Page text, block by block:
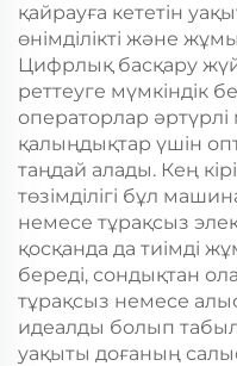
қайрауға кететін
өнімділікті және
Цифрлық басқару
реттеуге мүмкіндік
операторлар
қалыңдықтар үшін
таңдай алады. Кең
төзімділігі бұл
немесе тұрақсыз
қосқанда да тиімді
береді, сондықтан
тұрақсыз немесе
идеалды болып
уақыты доғаның